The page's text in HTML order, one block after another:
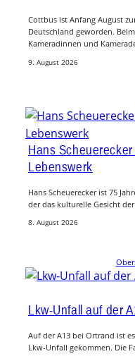
Cottbus ist Anfang August
Deutschland geworden.
Kameradinnen und
9. August 2026
Hans
Lebenswerk
Hans Scheuerecker ist 75
der das kulturelle Gesicht
8. August 2026
Lkw-Unfall auf der
Auf der A13 bei Ortrand ist
Lkw-Unfall gekommen. Die